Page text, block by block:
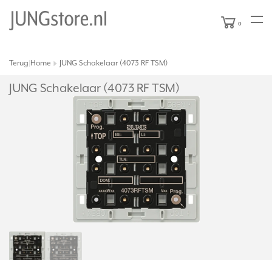
0
Terug Home JUNG Schakelaar (4073 RF TSM)
JUNG Schakelaar (4073 RF TSM)